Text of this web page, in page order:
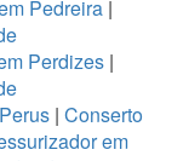
Pedreira |
Perdizes |
| Conserto
em